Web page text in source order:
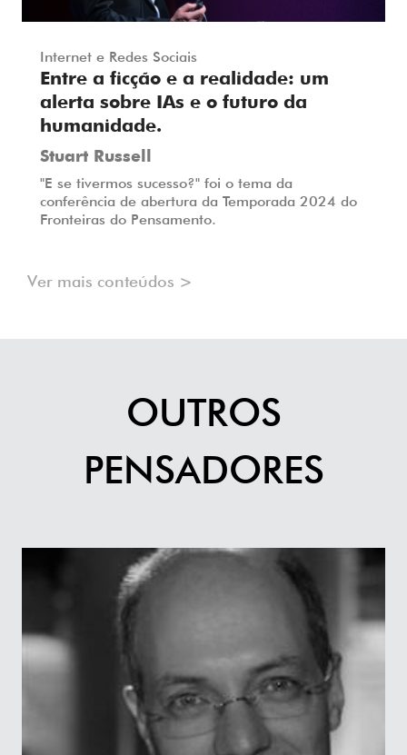
Internet e Redes Sociais
Entre a ficção e a realidade: um
alerta sobre IAs e o futuro da
humanidade.
Stuart Russell
"E se tivermos sucesso?" foi o tema da
conferência de abertura da Temporada 2024 do
Fronteiras do Pensamento.
Ver mais conteúdos >
OUTROS
PENSADORES